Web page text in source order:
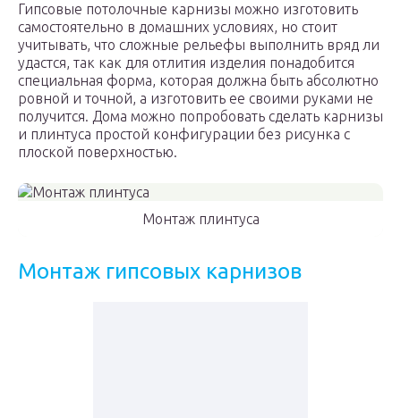
Гипсовые потолочные карнизы можно изготовить
самостоятельно в домашних условиях, но стоит
учитывать, что сложные рельефы выполнить вряд ли
удастся, так как для отлития изделия понадобится
специальная форма, которая должна быть абсолютно
ровной и точной, а изготовить ее своими руками не
получится. Дома можно попробовать сделать карнизы
и плинтуса простой конфигурации без рисунка с
плоской поверхностью.
Монтаж плинтуса
Монтаж гипсовых карнизов